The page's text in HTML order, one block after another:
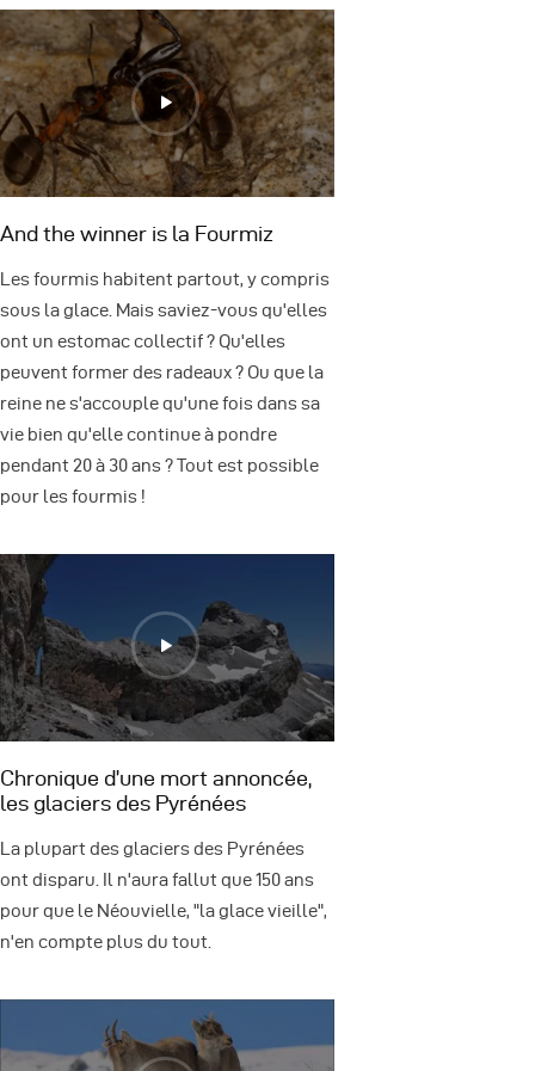
And the winner is la Fourmiz
Les fourmis habitent partout, y compris
sous la glace. Mais saviez-vous qu'elles
ont un estomac collectif ? Qu'elles
peuvent former des radeaux ? Ou que la
reine ne s'accouple qu'une fois dans sa
vie bien qu'elle continue à pondre
pendant 20 à 30 ans ? Tout est possible
pour les fourmis !
Chronique d’une mort annoncée,
les glaciers des Pyrénées
La plupart des glaciers des Pyrénées
ont disparu. Il n'aura fallut que 150 ans
pour que le Néouvielle, "la glace vieille",
n'en compte plus du tout.